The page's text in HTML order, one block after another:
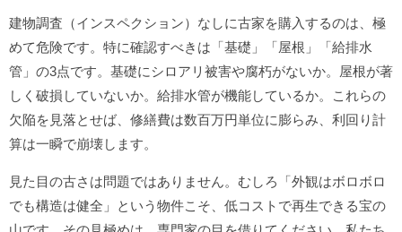
建物調査（インスペクション）なしに古家を購入するのは、極
めて危険です。特に確認すべきは「基礎」「屋根」「給排水
管」の3点です。基礎にシロアリ被害や腐朽がないか。屋根が著
しく破損していないか。給排水管が機能しているか。これらの
欠陥を見落とせば、修繕費は数百万円単位に膨らみ、利回り計
算は一瞬で崩壊します。
見た目の古さは問題ではありません。むしろ「外観はボロボロ
でも構造は健全」という物件こそ、低コストで再生できる宝の